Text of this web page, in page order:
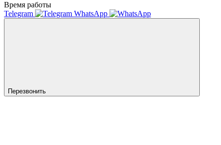
Время работы
Telegram
WhatsApp
Перезвонить